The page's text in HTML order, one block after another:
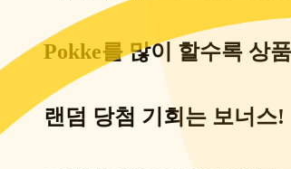
Pokke를 많이 할수록 상
랜덤 당첨 기회는 보너스!